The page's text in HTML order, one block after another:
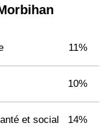
11%
10%
et social 14%